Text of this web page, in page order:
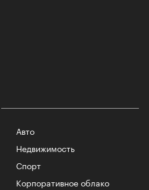
Авто
Недвижимость
Спорт
Корпоративное облако